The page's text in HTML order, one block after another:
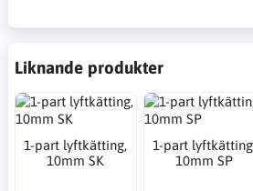
Liknande produkter
1-part lyftkätting,
10mm SK
1-part
10mm SP